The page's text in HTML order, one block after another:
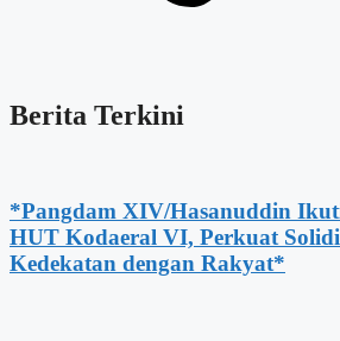
Berita Terkini
*Pangdam XIV/Hasanuddin
HUT Kodaeral VI, Perkuat
Kedekatan dengan Rakyat*